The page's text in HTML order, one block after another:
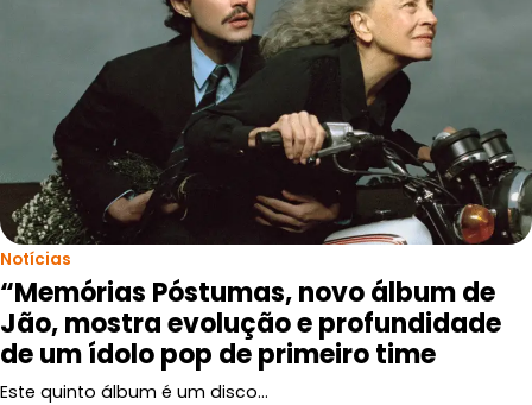
Notícias
“Memórias Póstumas, novo álbum de
Jão, mostra evolução e profundidade
de um ídolo pop de primeiro time
Este quinto álbum é um disco…